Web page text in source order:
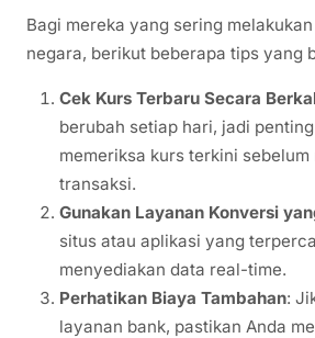
Bagi mereka yang sering
negara, berikut beberapa tips yang
Cek Kurs Terbaru Secara
berubah setiap hari, jadi
memeriksa kurs terkini sebelum
transaksi.
Gunakan Layanan Konversi
situs atau aplikasi yang
menyediakan data real-time.
Perhatikan Biaya Tambahan:
layanan bank, pastikan Anda